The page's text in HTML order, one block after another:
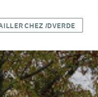
CHEZ IDVERDE